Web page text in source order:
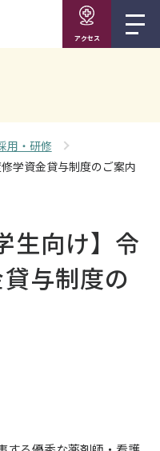
アクセス
用・研修
学資金貸与制度のご案内
生向け】令
与制度の